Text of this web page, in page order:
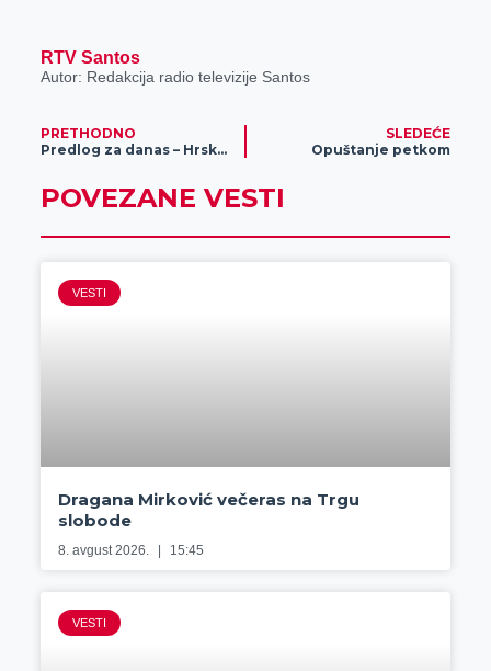
RTV Santos
Autor: Redakcija radio televizije Santos
PRETHODNO
Predlog za danas – Hrskava piletina i sveža salata
SLEDEĆE
Opuštanje petkom
POVEZANE VESTI
VESTI
Dragana Mirković večeras na Trgu
slobode
8. avgust 2026. 15:45
VESTI